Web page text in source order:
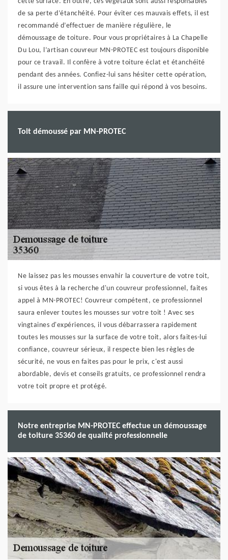
de sa perte d’étanchéité. Pour éviter ces mauvais effets, il est
recommandé d’effectuer de manière régulière, le
démoussage de toiture. Pour vous propriétaires à La Chapelle
Du Lou, l’artisan couvreur MN-PROTEC est toujours disponible
pour ce travail. Il confère à votre toiture éclat et étanchéité
pendant des années. Confiez-lui sans hésiter cette opération,
il assure une intervention sans faille qui répond à vos besoins.
Toit démoussé par MN-PROTEC
Ne laissez pas les mousses envahir la couverture de votre toit,
si vous êtes à la recherche d'un couvreur professionnel, faites
appel à MN-PROTEC! Couvreur compétent, ce professionnel
saura enlever toutes les mousses sur votre toit ! Avec ses
vingtaines d'expériences, il vous débarrassera rapidement
toutes les mousses sur la surface de votre toit, alors faites-lui
confiance, couvreur sérieux, il respecte bien les règles de
sécurité, ne vous en faites pas pour le prix, c'est aussi
abordable, devis et conseils gratuits, ce professionnel rendra
votre toit propre et protégé.
Notre entreprise MN-PROTEC effectue un démoussage
de toiture 35360 de qualité professionnelle